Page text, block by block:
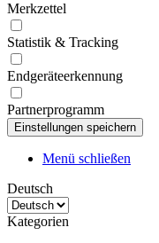
Merkzettel
Statistik & Tracking
Endgeräteerkennung
Partnerprogramm
Menü schließen
Deutsch
Kategorien